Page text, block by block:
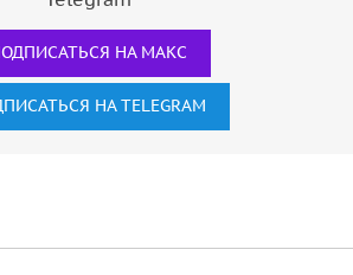
НА МАКС
НА TELEGRAM